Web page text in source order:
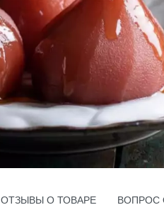
ОТЗЫВЫ О ТОВАРЕ ВОПРОС